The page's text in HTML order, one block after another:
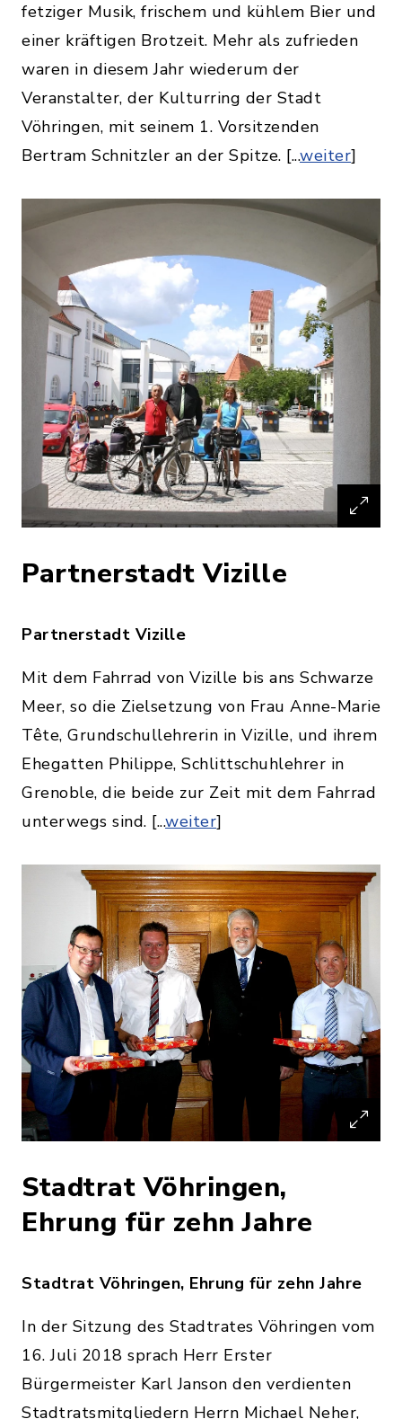
fetziger Musik, frischem und kühlem Bier und
einer kräftigen Brotzeit. Mehr als zufrieden
waren in diesem Jahr wiederum der
Veranstalter, der Kulturring der Stadt
Vöhringen, mit seinem 1. Vorsitzenden
Bertram Schnitzler an der Spitze. [...weiter]
Partnerstadt Vizille
Partnerstadt Vizille
Mit dem Fahrrad von Vizille bis ans Schwarze
Meer, so die Zielsetzung von Frau Anne-Marie
Tête, Grundschullehrerin in Vizille, und ihrem
Ehegatten Philippe, Schlittschuhlehrer in
Grenoble, die beide zur Zeit mit dem Fahrrad
unterwegs sind. [...weiter]
Stadtrat Vöhringen,
Ehrung für zehn Jahre
Stadtrat Vöhringen, Ehrung für zehn Jahre
In der Sitzung des Stadtrates Vöhringen vom
16. Juli 2018 sprach Herr Erster
Bürgermeister Karl Janson den verdienten
Stadtratsmitgliedern Herrn Michael Neher,